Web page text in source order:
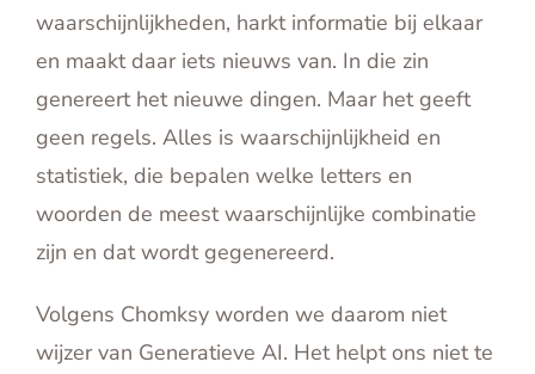
waarschijnlijkheden, harkt informatie bij elkaar
en maakt daar iets nieuws van. In die zin
genereert het nieuwe dingen. Maar het geeft
geen regels. Alles is waarschijnlijkheid en
statistiek, die bepalen welke letters en
woorden de meest waarschijnlijke combinatie
zijn en dat wordt gegenereerd.
Volgens Chomksy worden we daarom niet
wijzer van Generatieve AI. Het helpt ons niet te